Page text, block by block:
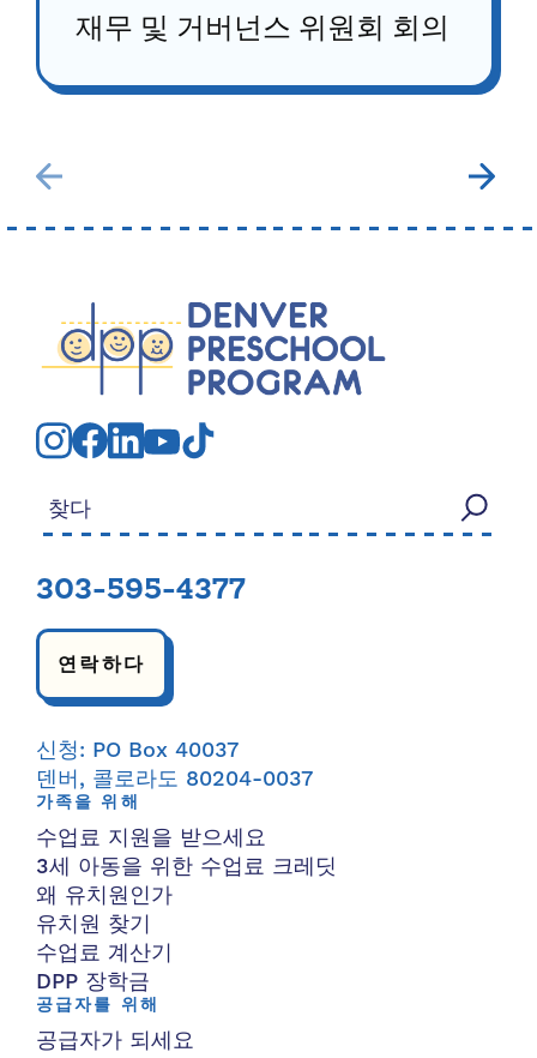
재무 및 거버넌스 위원회 회의
검색:
303-595-4377
연락하다
신청: PO Box 40037
덴버, 콜로라도 80204-0037
가족을 위해
수업료 지원을 받으세요
3세 아동을 위한 수업료 크레딧
왜 유치원인가
유치원 찾기
수업료 계산기
DPP 장학금
공급자를 위해
공급자가 되세요